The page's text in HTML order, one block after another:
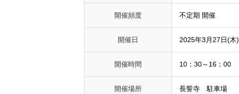
開催頻度 不定期 開催
開催日 2025年3月27日(木)
開催時間 10：30～16：00
開催場所 長誓寺 駐車場